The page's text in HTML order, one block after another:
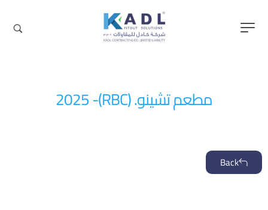
مطعم تشينو. (RBC)- 2025
Back